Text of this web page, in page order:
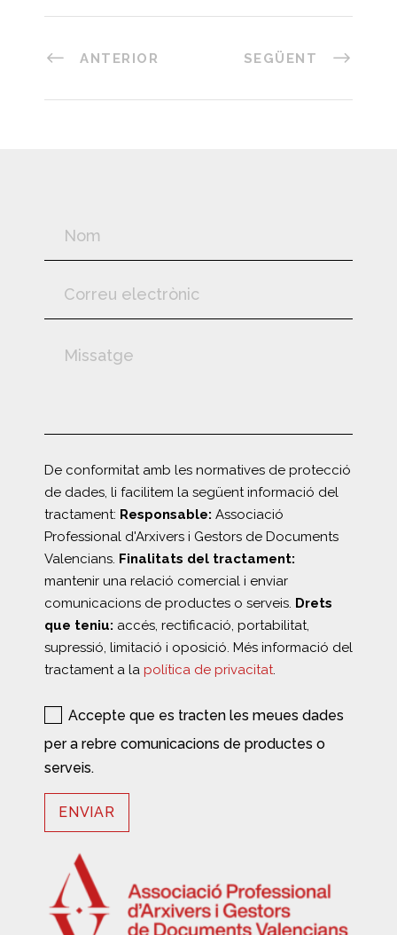
ANTERIOR SEGÜENT
De conformitat amb les normatives de protecció
de dades, li facilitem la següent informació del
tractament: Responsable: Associació
Professional d'Arxivers i Gestors de Documents
Valencians. Finalitats del tractament:
mantenir una relació comercial i enviar
comunicacions de productes o serveis. Drets
que teniu: accés, rectificació, portabilitat,
supressió, limitació i oposició. Més informació del
tractament a la política de privacitat.
Accepte que es tracten les meues dades
per a rebre comunicacions de productes o
serveis.